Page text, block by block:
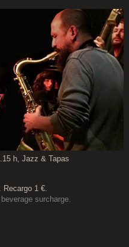
h, Jazz & Tapas
Recargo 1 €.
surcharge.